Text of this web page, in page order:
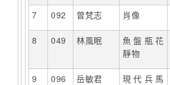
7 092 曾梵志 肖像
8 049 林風眠
魚盤瓶花
靜物
9 096 岳敏君
現代兵馬